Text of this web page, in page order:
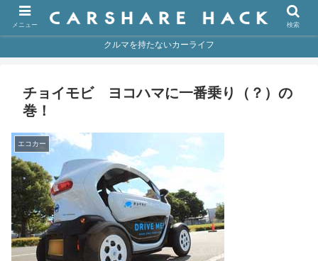
クルマを持たないカーライフ
チョイモビ ヨコハマに一番乗り（？）の
巻！
エコカー
メニュー 検索